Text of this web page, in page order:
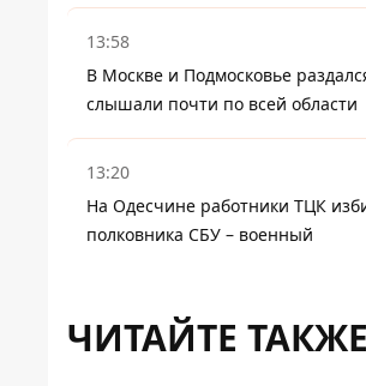
13:58
В Москве и Подмосковье
слышали почти по всей области
13:20
На Одесчине работники ТЦК
полковника СБУ – военный
ЧИТАЙТЕ